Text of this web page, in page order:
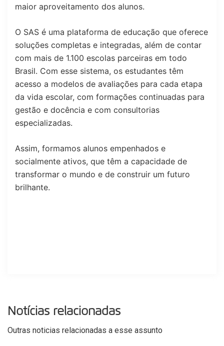
maior aproveitamento dos alunos.
O SAS é uma plataforma de educação que oferece
soluções completas e integradas, além de contar
com mais de 1.100 escolas parceiras em todo
Brasil. Com esse sistema, os estudantes têm
acesso a modelos de avaliações para cada etapa
da vida escolar, com formações continuadas para
gestão e docência e com consultorias
especializadas.
Assim, formamos alunos empenhados e
socialmente ativos, que têm a capacidade de
transformar o mundo e de construir um futuro
brilhante.
Notícias relacionadas
Outras noticias relacionadas a esse assunto